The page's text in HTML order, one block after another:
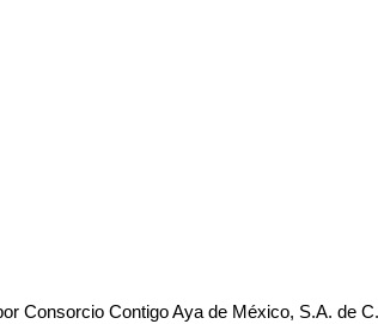
Consorcio Contigo Aya de México, S.A. de